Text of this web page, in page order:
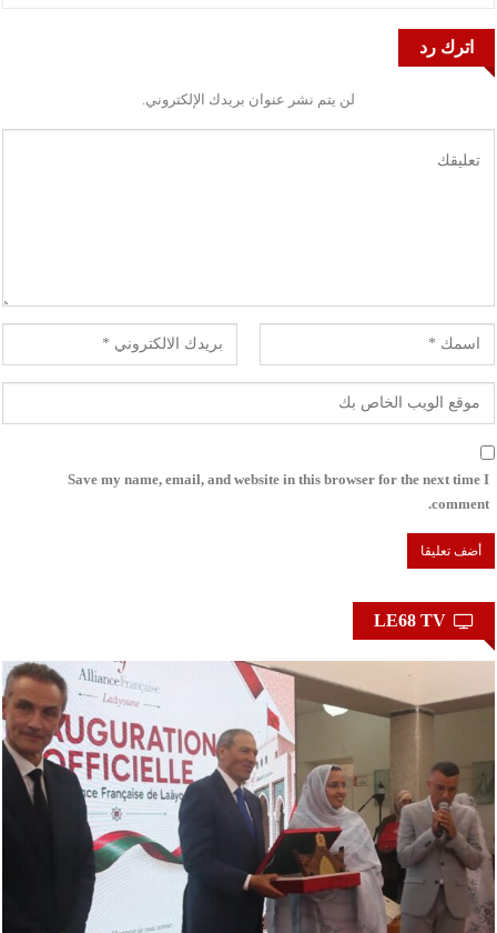
اترك رد
لن يتم نشر عنوان بريدك الإلكتروني.
Save my name, email, and website in this browser for the next time I
comment.